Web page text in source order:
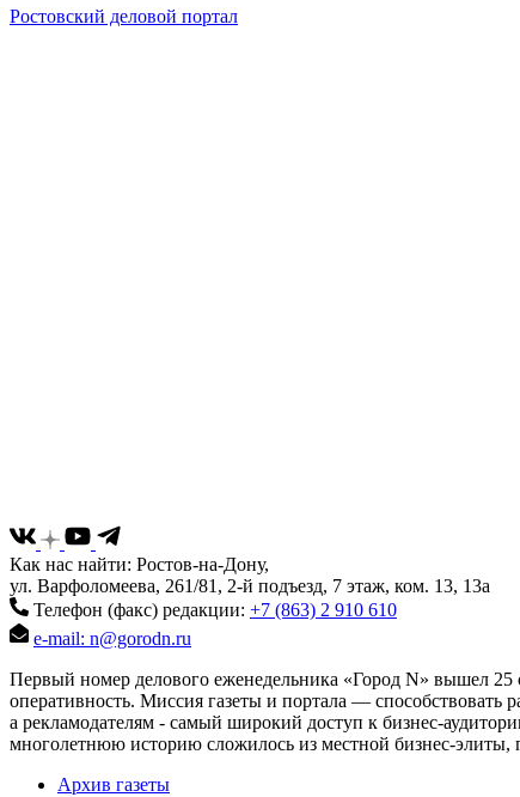
Ростовский деловой портал
Как нас найти: Ростов-на-Дону,
ул. Варфоломеева, 261/81, 2-й подъезд, 7 этаж, ком. 13, 13а
Телефон (факс) редакции: +7 (863) 2 910 610
e-mail: n@gorodn.ru
Первый номер делового еженедельника «Город N» вышел 25
оперативность. Миссия газеты и портала — способствовать
а рекламодателям - самый широкий доступ к бизнес-
многолетнюю историю сложилось из местной бизнес-элиты,
Архив газеты